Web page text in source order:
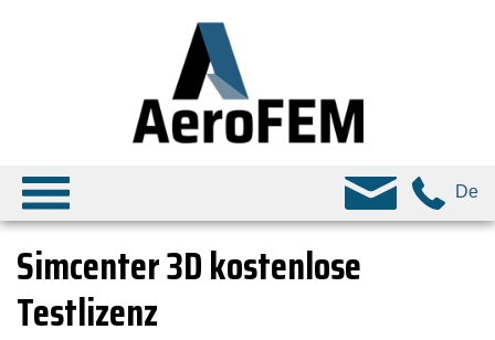
De
Simcenter 3D kostenlose
Testlizenz